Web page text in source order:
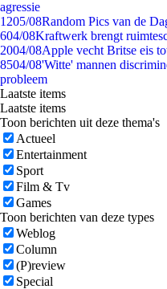
agressie
1205/08Random Pics van de
604/08Kraftwerk brengt
2004/08Apple vecht Britse eis
8504/08'Witte' mannen
probleem
Laatste items
Laatste items
Toon berichten uit deze thema's
Actueel
Entertainment
Sport
Film & Tv
Games
Toon berichten van deze types
Weblog
Column
(P)review
Special